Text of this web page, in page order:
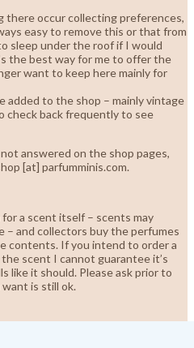
there occur collecting preferences,
easy to remove this or that from
sleep under the roof if I would
the best way for me to offer the
want to keep here mainly for
added to the shop – mainly vintage
check back frequently to see
answered on the shop pages,
[at] parfumminis.com.
a scent itself – scents may
– and collectors buy the perfumes
contents. If you intend to order a
scent I cannot guarantee it’s
like it should. Please ask prior to
is still ok.